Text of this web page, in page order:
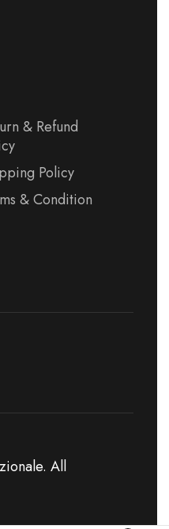
& Refund
Policy
& Condition
All